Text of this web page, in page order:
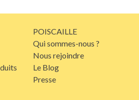
POISCAILLE
Qui sommes-nous ?
Nous rejoindre
Le Blog
Presse